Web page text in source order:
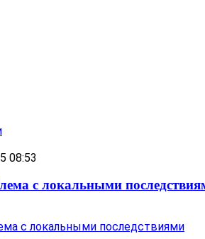
08:53
с локальными